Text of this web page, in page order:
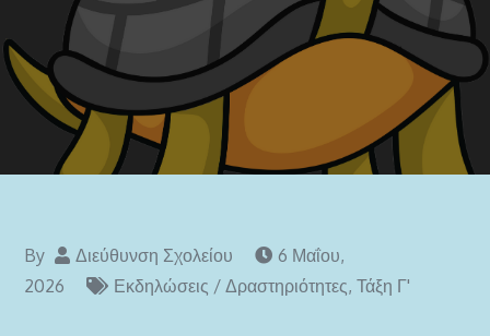
By Διεύθυνση Σχολείου
6 Μαΐου,
2026
Εκδηλώσεις / Δραστηριότητες,Τάξη Γ'